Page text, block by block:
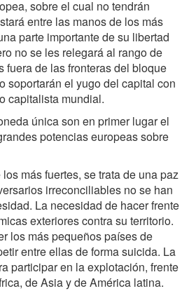
sobre el cual no tendrán
entre las manos de los más
parte importante de su libertad
no se les relegará al rango de
fuera de las fronteras del bloque
soportarán el yugo del capital con
capitalista mundial.
única son en primer lugar el
potencias europeas sobre
más fuertes, se trata de una paz
irreconciliables no se han
La necesidad de hacer frente
exteriores contra su territorio.
los más pequeños países de
entre ellas de forma suicida. La
participar en la explotación, frente
de Asia y de América latina.